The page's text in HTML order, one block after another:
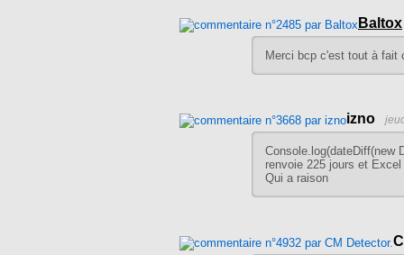
Baltox
Merci bcp c'est tout à fait
izno
Console.log(dateDiff(new
renvoie 225 jours et
Qui a raison